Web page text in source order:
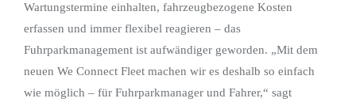
Wartungstermine einhalten, fahrzeugbezogene Kosten
erfassen und immer flexibel reagieren – das
Fuhrparkmanagement ist aufwändiger geworden. „Mit dem
neuen We Connect Fleet machen wir es deshalb so einfach
wie möglich – für Fuhrparkmanager und Fahrer,“ sagt